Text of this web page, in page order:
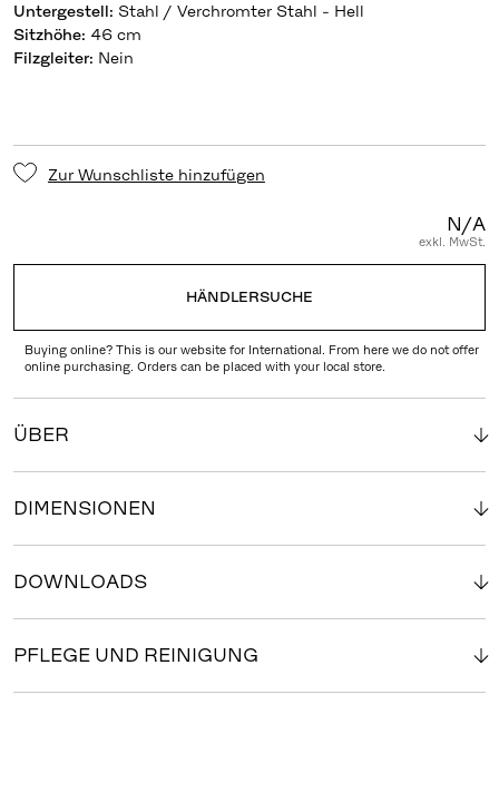
Untergestell: Stahl / Verchromter Stahl - Hell
Sitzhöhe: 46 cm
Filzgleiter: Nein
Zur Wunschliste hinzufügen
N/A
exkl. MwSt.
HÄNDLERSUCHE
Buying online? This is our website for International. From here we do not offer
online purchasing. Orders can be placed with your local store.
ÜBER
DIMENSIONEN
DOWNLOADS
PFLEGE UND REINIGUNG